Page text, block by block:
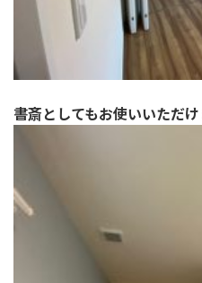
書斎としてもお使いいただけ